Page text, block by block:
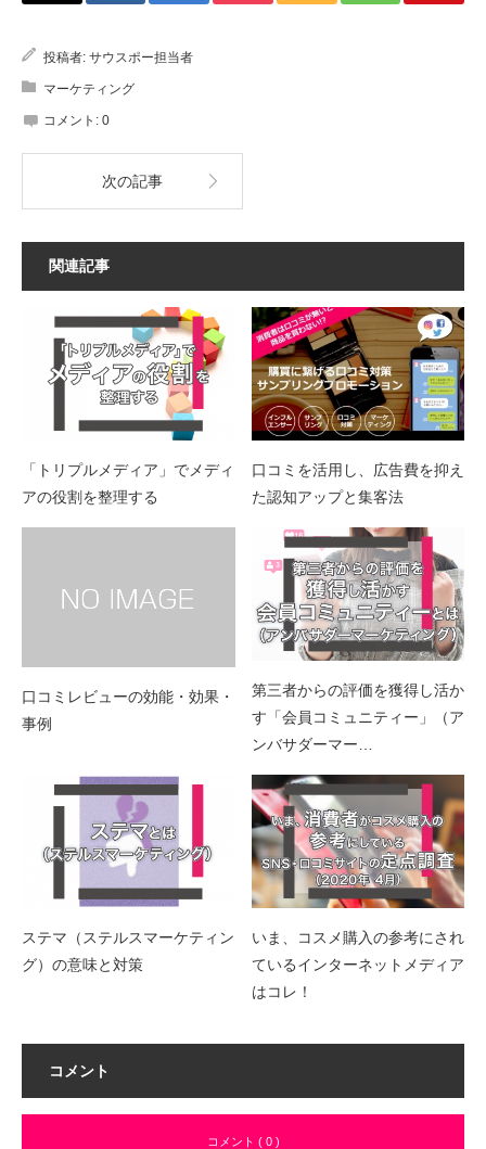
投稿者: サウスポー担当者
マーケティング
コメント: 0
次の記事
関連記事
「トリプルメディア」でメディ
アの役割を整理する
口コミを活用し、広告費を抑え
た認知アップと集客法
口コミレビューの効能・効果・
事例
第三者からの評価を獲得し活か
す「会員コミュニティー」（ア
ンバサダーマー…
ステマ（ステルスマーケティン
グ）の意味と対策
いま、コスメ購入の参考にされ
ているインターネットメディア
はコレ！
コメント
コメント ( 0 )